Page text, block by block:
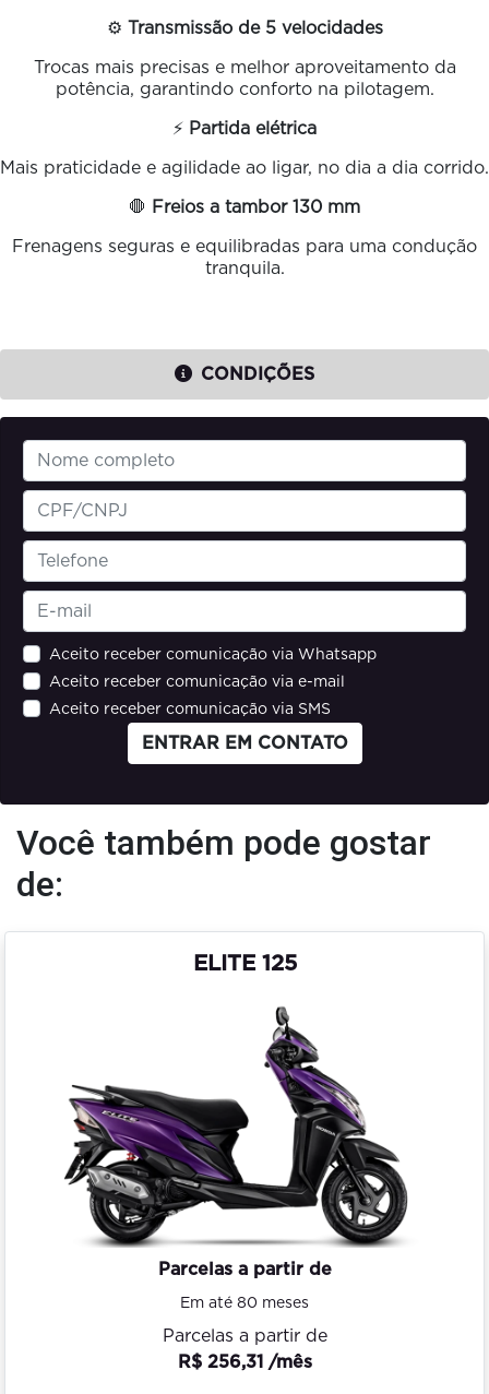
⚙️ Transmissão de 5 velocidades
Trocas mais precisas e melhor aproveitamento da
potência, garantindo conforto na pilotagem.
⚡ Partida elétrica
Mais praticidade e agilidade ao ligar, no dia a dia corrido.
🛑 Freios a tambor 130 mm
Frenagens seguras e equilibradas para uma condução
tranquila.
CONDIÇÕES
Aceito receber comunicação via Whatsapp
Aceito receber comunicação via e-mail
Aceito receber comunicação via SMS
ENTRAR EM CONTATO
Você também pode gostar
de:
ELITE 125
Parcelas a partir de
Em até 80 meses
Parcelas a partir de
R$ 256,31 /mês